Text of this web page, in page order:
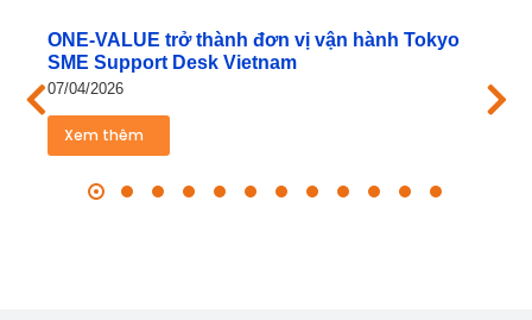
ONE‑VALUE trở thành đơn vị vận hành Tokyo
SME Support Desk Vietnam
07/04/2026
Xem thêm